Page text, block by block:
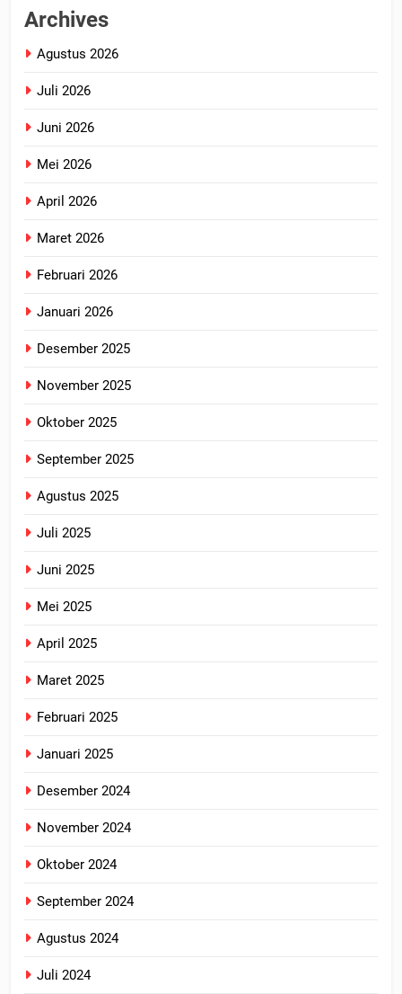
Archives
Agustus 2026
Juli 2026
Juni 2026
Mei 2026
April 2026
Maret 2026
Februari 2026
Januari 2026
Desember 2025
November 2025
Oktober 2025
September 2025
Agustus 2025
Juli 2025
Juni 2025
Mei 2025
April 2025
Maret 2025
Februari 2025
Januari 2025
Desember 2024
November 2024
Oktober 2024
September 2024
Agustus 2024
Juli 2024